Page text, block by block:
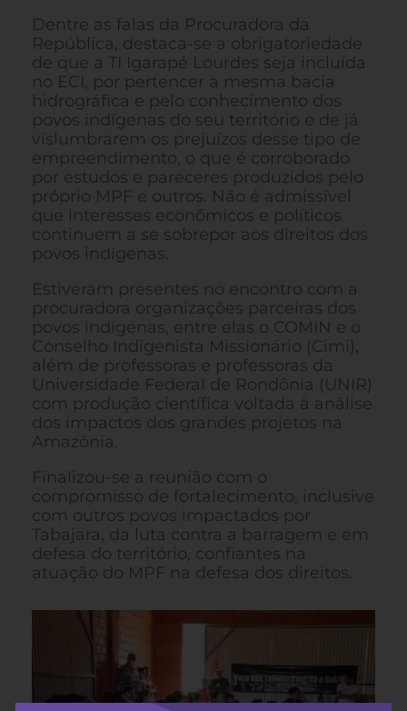
Dentre as falas da Procuradora da
República, destaca-se a obrigatoriedade
de que a TI Igarapé Lourdes seja incluída
no ECI, por pertencer à mesma bacia
hidrográfica e pelo conhecimento dos
povos indígenas do seu território e de já
vislumbrarem os prejuízos desse tipo de
empreendimento, o que é corroborado
por estudos e pareceres produzidos pelo
próprio MPF e outros. Não é admissível
que interesses econômicos e políticos
continuem a se sobrepor aos direitos dos
povos indígenas.
Estiveram presentes no encontro com a
procuradora organizações parceiras dos
povos indígenas, entre elas o COMIN e o
Conselho Indigenista Missionário (Cimi),
além de professoras e professoras da
Universidade Federal de Rondônia (UNIR)
com produção científica voltada à análise
dos impactos dos grandes projetos na
Amazônia.
Finalizou-se a reunião com o
compromisso de fortalecimento, inclusive
com outros povos impactados por
Tabajara, da luta contra a barragem e em
defesa do território, confiantes na
atuação do MPF na defesa dos direitos.